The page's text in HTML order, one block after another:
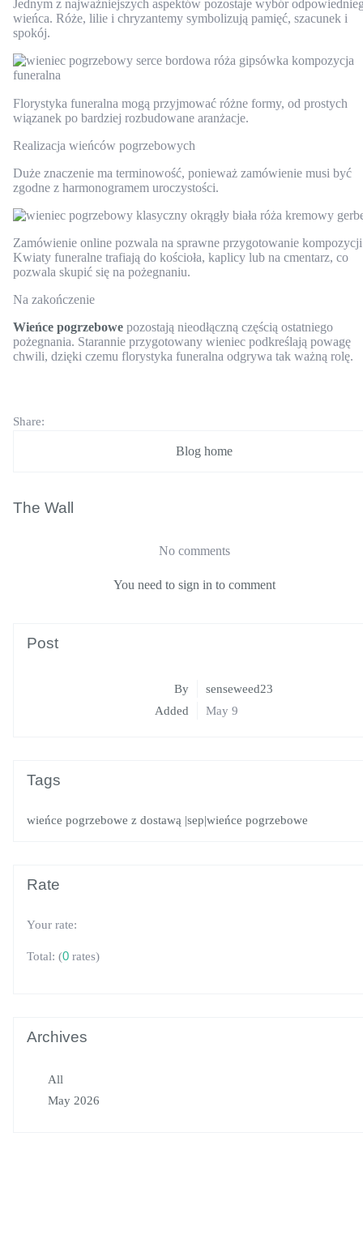
Jednym z najważniejszych aspektów pozostaje wybór
wieńca. Róże, lilie i chryzantemy symbolizują pamięć, szacunek i
spokój.
Florystyka funeralna mogą przyjmować różne formy, od prostych
wiązanek po bardziej rozbudowane aranżacje.
Realizacja wieńców pogrzebowych
Duże znaczenie ma terminowość, ponieważ zamówienie musi być
zgodne z harmonogramem uroczystości.
Zamówienie online pozwala na sprawne przygotowanie
Kwiaty funeralne trafiają do kościoła, kaplicy lub na cmentarz, co
pozwala skupić się na pożegnaniu.
Na zakończenie
Wieńce pogrzebowe pozostają nieodłączną częścią ostatniego
pożegnania. Starannie przygotowany wieniec podkreślają powagę
chwili, dzięki czemu florystyka funeralna odgrywa tak ważną rolę.
Share:
Blog home
The Wall
No comments
You need to sign in to comment
Post
By
senseweed23
Added
May 9
Tags
wieńce pogrzebowe z dostawą |sep|wieńce pogrzebowe
Rate
Your rate:
Total: (0 rates)
Archives
All
May 2026